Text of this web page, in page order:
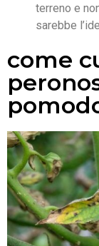
terreno e
sarebbe
come